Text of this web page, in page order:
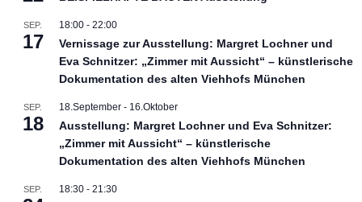
SEP.
17
18:00- 22:00
Vernissage zur Ausstellung: Margret Lochner und
Eva Schnitzer: „Zimmer mit Aussicht“ – künstlerische
Dokumentation des alten Viehhofs München
SEP.
18
18.September- 16.Oktober
Ausstellung: Margret Lochner und Eva Schnitzer:
„Zimmer mit Aussicht“ – künstlerische
Dokumentation des alten Viehhofs München
SEP. 18:30- 21:30